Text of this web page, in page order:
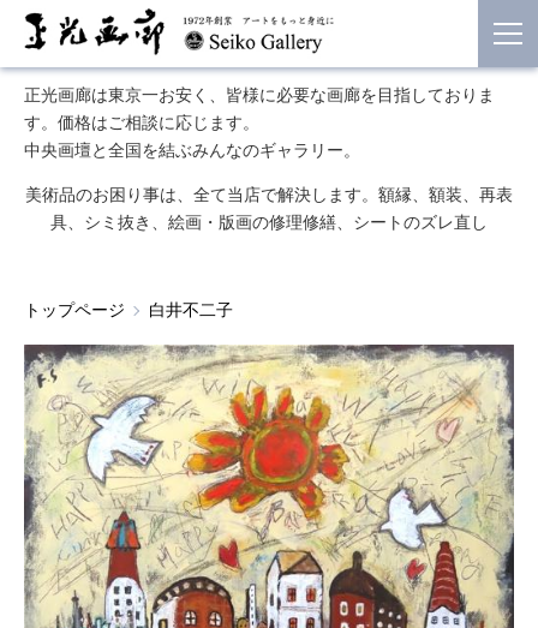
正光画廊は東京一お安く、皆様に必要な画廊を目指しておりま
す。価格はご相談に応じます。
中央画壇と全国を結ぶみんなのギャラリー。
美術品のお困り事は、全て当店で解決します。額縁、額装、再表
具、シミ抜き、絵画・版画の修理修繕、シートのズレ直し
トップページ 白井不二子